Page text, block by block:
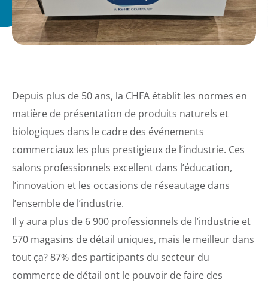
Depuis plus de 50 ans, la CHFA établit les normes en
matière de présentation de produits naturels et
biologiques dans le cadre des événements
commerciaux les plus prestigieux de l’industrie. Ces
salons professionnels excellent dans l’éducation,
l’innovation et les occasions de réseautage dans
l’ensemble de l’industrie.
Il y aura plus de 6 900 professionnels de l’industrie et
570 magasins de détail uniques, mais le meilleur dans
tout ça? 87% des participants du secteur du
commerce de détail ont le pouvoir de faire des